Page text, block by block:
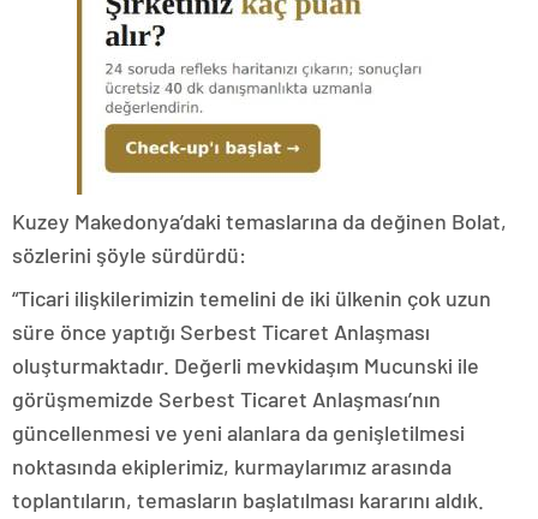
Kuzey Makedonya’daki temaslarına da değinen Bolat,
sözlerini şöyle sürdürdü:
“Ticari ilişkilerimizin temelini de iki ülkenin çok uzun
süre önce yaptığı Serbest Ticaret Anlaşması
oluşturmaktadır. Değerli mevkidaşım Mucunski ile
görüşmemizde Serbest Ticaret Anlaşması’nın
güncellenmesi ve yeni alanlara da genişletilmesi
noktasında ekiplerimiz, kurmaylarımız arasında
toplantıların, temasların başlatılması kararını aldık.